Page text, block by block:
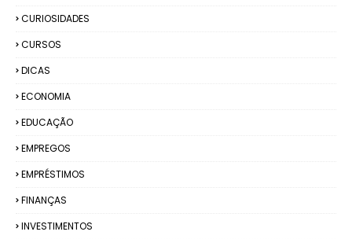
CURIOSIDADES
CURSOS
DICAS
ECONOMIA
EDUCAÇÃO
EMPREGOS
EMPRÉSTIMOS
FINANÇAS
INVESTIMENTOS